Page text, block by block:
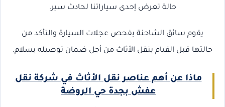
حالة تعرض إحدى سياراتنا لحادث سير.
يقوم سائق الشاحنة بفحص عجلات السيارة والتأكد من
حالتها قبل القيام بنقل الأثاث من أجل ضمان توصيله بسلام.
ماذا عن أهم عناصر نقل الأثاث في شركة نقل
عفش بجدة حي الروضة